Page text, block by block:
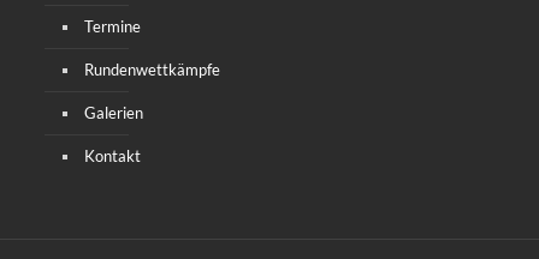
Termine
Rundenwettkämpfe
Galerien
Kontakt